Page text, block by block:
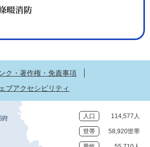
ク・著作権・免責事項
ブアクセシビリティ
人口 114,577人
世帯 58,920世帯